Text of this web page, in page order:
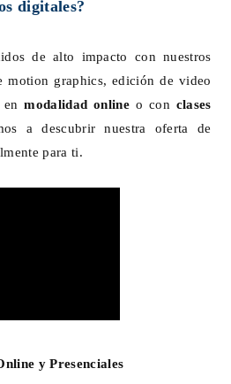
digitales?
de alto impacto con nuestros
motion graphics, edición de video
modalidad onlineo con clases
a descubrir nuestra oferta de
para ti.
y Presenciales